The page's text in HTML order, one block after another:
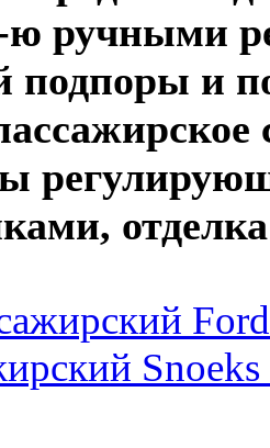
ю ручными
подпоры и